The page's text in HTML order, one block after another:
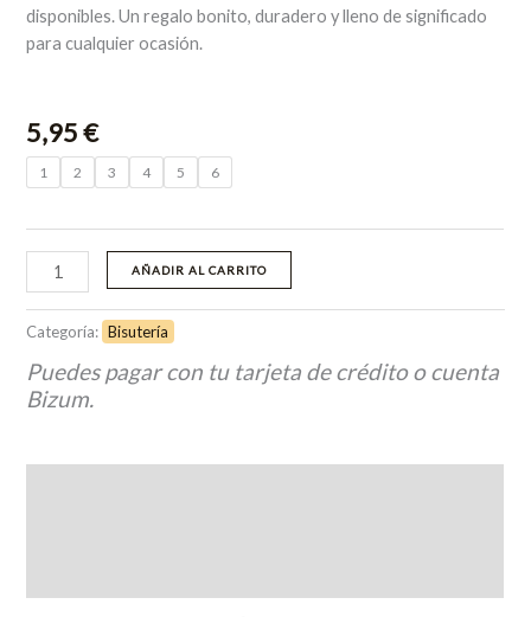
disponibles. Un regalo bonito, duradero y lleno de significado
para cualquier ocasión.
5,95€
1 2 3 4 5 6
AÑADIR AL CARRITO
Categoría: Bisutería
Puedes pagar con tu tarjeta de crédito o cuenta
Bizum.